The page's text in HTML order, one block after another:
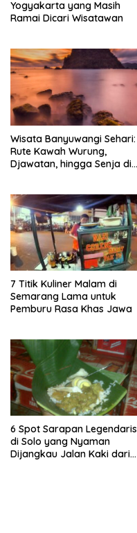
Yogyakarta yang Masih
Ramai Dicari Wisatawan
Wisata Banyuwangi Sehari:
Rute Kawah Wurung,
Djawatan, hingga Senja di
7 Titik Kuliner Malam di
Semarang Lama untuk
Pemburu Rasa Khas Jawa
6 Spot Sarapan Legendaris
di Solo yang Nyaman
Dijangkau Jalan Kaki dari